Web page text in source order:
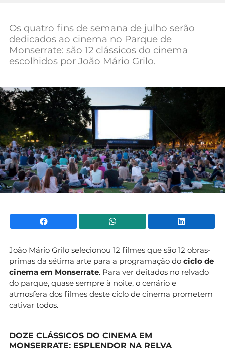
Negócios
Mundial 2026
Os quatro fins de semana de julho serão
dedicados ao cinema no Parque de
Monserrate: são 12 clássicos do cinema
escolhidos por João Mário Grilo.
Facebook WhatsApp
João Mário Grilo selecionou 12 filmes que são 12 obras-
primas da sétima arte para a programação do ciclo de
cinema em Monserrate. Para ver deitados no relvado
do parque, quase sempre à noite, o cenário e
atmosfera dos filmes deste ciclo de cinema prometem
cativar todos.
DOZE CLÁSSICOS DO CINEMA EM
MONSERRATE: ESPLENDOR NA RELVA